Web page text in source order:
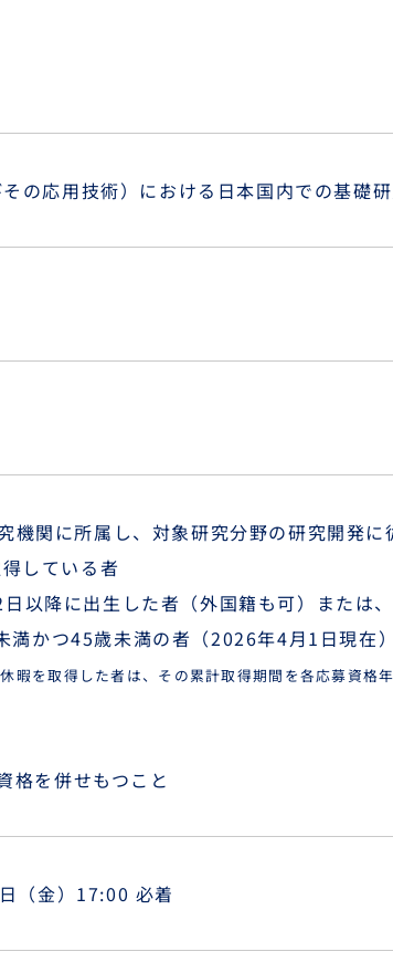
の応用技術）における日本国内での基礎
機関に所属し、対象研究分野の研究開発
している者
以降に出生した者（外国籍も可）または
満かつ45歳未満の者（2026年4月1日現在
暇を取得した者は、その累計取得期間を各応募資格
を併せもつこと
（金）17:00 必着